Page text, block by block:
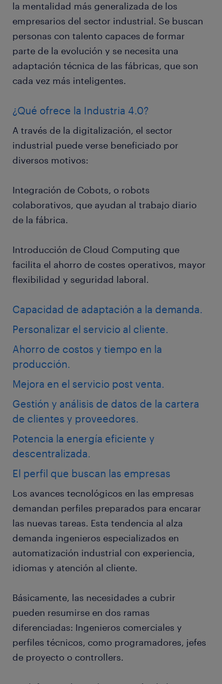
la mentalidad más generalizada de los
empresarios del sector industrial. Se buscan
personas con talento capaces de formar
parte de la evolución y se necesita una
adaptación técnica de las fábricas, que son
cada vez más inteligentes.
¿Qué ofrece la Industria 4.0?
A través de la digitalización, el sector
industrial puede verse beneficiado por
diversos motivos:
Integración de Cobots, o robots
colaborativos, que ayudan al trabajo diario
de la fábrica.
Introducción de Cloud Computing que
facilita el ahorro de costes operativos, mayor
flexibilidad y seguridad laboral.
Capacidad de adaptación a la demanda.
Personalizar el servicio al cliente.
Ahorro de costos y tiempo en la
producción.
Mejora en el servicio post venta.
Gestión y análisis de datos de la cartera
de clientes y proveedores.
Potencia la energía eficiente y
descentralizada.
El perfil que buscan las empresas
Los avances tecnológicos en las empresas
demandan perfiles preparados para encarar
las nuevas tareas. Esta tendencia al alza
demanda ingenieros especializados en
automatización industrial con experiencia,
idiomas y atención al cliente.
Básicamente, las necesidades a cubrir
pueden resumirse en dos ramas
diferenciadas: Ingenieros comerciales y
perfiles técnicos, como programadores, jefes
de proyecto o controllers.